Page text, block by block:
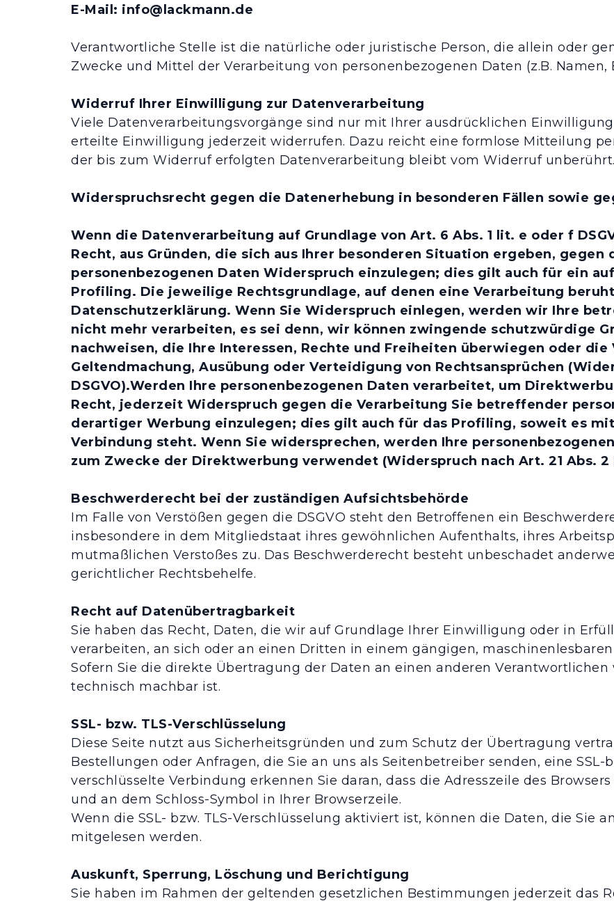
E-Mail: info@lackmann.de
Verantwortliche Stelle ist die natürliche oder juristische Person, die allein oder
Zwecke und Mittel der Verarbeitung von personenbezogenen Daten (z.B. Namen,
Widerruf Ihrer Einwilligung zur Datenverarbeitung
Viele Datenverarbeitungsvorgänge sind nur mit Ihrer ausdrücklichen
erteilte Einwilligung jederzeit widerrufen. Dazu reicht eine formlose Mitteilung
der bis zum Widerruf erfolgten Datenverarbeitung bleibt vom Widerruf unberührt.
Widerspruchsrecht gegen die Datenerhebung in besonderen Fällen sowie
Wenn die Datenverarbeitung auf Grundlage von Art. 6 Abs. 1 lit. e oder f
Recht, aus Gründen, die sich aus Ihrer besonderen Situation ergeben, gegen
personenbezogenen Daten Widerspruch einzulegen; dies gilt auch für ein
Profiling. Die jeweilige Rechtsgrundlage, auf denen eine Verarbeitung
Datenschutzerklärung. Wenn Sie Widerspruch einlegen, werden wir Ihre
nicht mehr verarbeiten, es sei denn, wir können zwingende schutzwürdige
nachweisen, die Ihre Interessen, Rechte und Freiheiten überwiegen oder
Geltendmachung, Ausübung oder Verteidigung von Rechtsansprüchen
DSGVO).Werden Ihre personenbezogenen Daten verarbeitet, um
Recht, jederzeit Widerspruch gegen die Verarbeitung Sie betreffender
derartiger Werbung einzulegen; dies gilt auch für das Profiling, soweit es
Verbindung steht. Wenn Sie widersprechen, werden Ihre
zum Zwecke der Direktwerbung verwendet (Widerspruch nach Art. 21 Abs. 2
Beschwerderecht bei der zuständigen Aufsichtsbehörde
Im Falle von Verstößen gegen die DSGVO steht den Betroffenen ein
insbesondere in dem Mitgliedstaat ihres gewöhnlichen Aufenthalts, ihres
mutmaßlichen Verstoßes zu. Das Beschwerderecht besteht unbeschadet
gerichtlicher Rechtsbehelfe.
Recht auf Datenübertragbarkeit
Sie haben das Recht, Daten, die wir auf Grundlage Ihrer Einwilligung oder in
verarbeiten, an sich oder an einen Dritten in einem gängigen,
Sofern Sie die direkte Übertragung der Daten an einen anderen
technisch machbar ist.
SSL- bzw. TLS-Verschlüsselung
Diese Seite nutzt aus Sicherheitsgründen und zum Schutz der Übertragung
Bestellungen oder Anfragen, die Sie an uns als Seitenbetreiber senden, eine SSL-
verschlüsselte Verbindung erkennen Sie daran, dass die Adresszeile des
und an dem Schloss-Symbol in Ihrer Browserzeile.
Wenn die SSL- bzw. TLS-Verschlüsselung aktiviert ist, können die Daten, die Sie
mitgelesen werden.
Auskunft, Sperrung, Löschung und Berichtigung
Sie haben im Rahmen der geltenden gesetzlichen Bestimmungen jederzeit das